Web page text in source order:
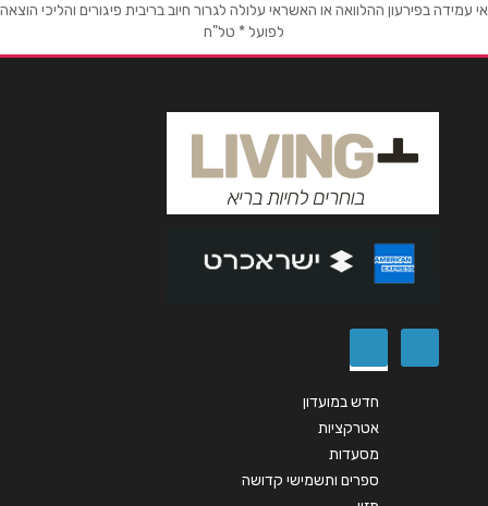
אנא חזרו אלי בקשר ל...
השקדים 1
073-7686992
073-7948020
אי עמידה בפירעון ההלוואה או האשראי עלולה לגרור חיוב בריבית פיגורים והליכי הוצאה
לפועל * טל"ח
חדש במועדון
אטרקציות
מסעדות
ספרים ותשמישי קדושה